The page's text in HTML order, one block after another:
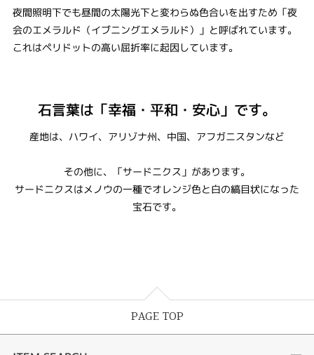
夜間照明下でも昼間の太陽光下と変わらぬ色合いを出すため「夜
会のエメラルド（イブニングエメラルド）」と呼ばれています。
これはペリドットの高い屈折率に起因しています。
石言葉は「幸福・平和・安心」です。
産地は、ハワイ、アリゾナ州、中国、アフガニスタンなど
その他に、「サードニクス」があります。
サードニクスはメノウの一種でオレンジ色と白の縞目状になった
宝石です。
PAGE TOP